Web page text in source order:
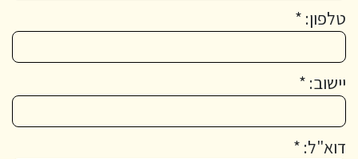
טלפון: *
יישוב: *
דוא"ל: *